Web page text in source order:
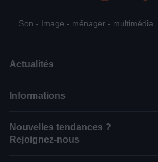
Son - Image - ménager - multimédia
Actualités
Informations
Nouvelles tendances ?
Rejoignez-nous